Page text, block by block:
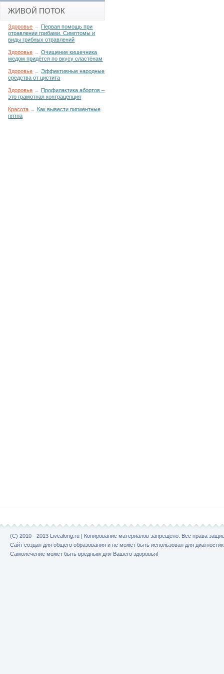
ЖИВОЙ ПОТОК
Здоровье → Первая помощь при
отравлении грибами. Симптомы и
виды грибных отравлений
Здоровье →Очищение кишечника
медом придётся по вкусу сластёнам
Здоровье →Эффективные народные
средства от цистита
Здоровье → Профилактика абортов –
это грамотная контрацепция
Красота → Как вывести пигментные
пятна
(C) 2010 - 2013 Livealong.ru | Копирование материалов запрещено. Все права
Сайт создан для общего образования и не может быть использован для
Самолечение может быть вредным для Вашего здоровья!